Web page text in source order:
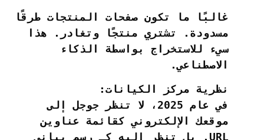
غالبًا ما تكون صفحات المنتجات طرقًا
مسدودة. تشتري منتجًا وتغادر. هذا
سيء للاستخراج بواسطة الذكاء
الاصطناعي.
نظرية مركز الكيانات:
في عام 2025، لا تنظر جوجل إلى
موقعك الإلكتروني كقائمة عناوين
URL. بل تنظر إليه كـ
رسم بياني